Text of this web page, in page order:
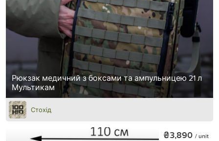
Рюкзак медичний з боксами та ампульницею 21 л
Мультикам
Стохід
₴3,890 / unit